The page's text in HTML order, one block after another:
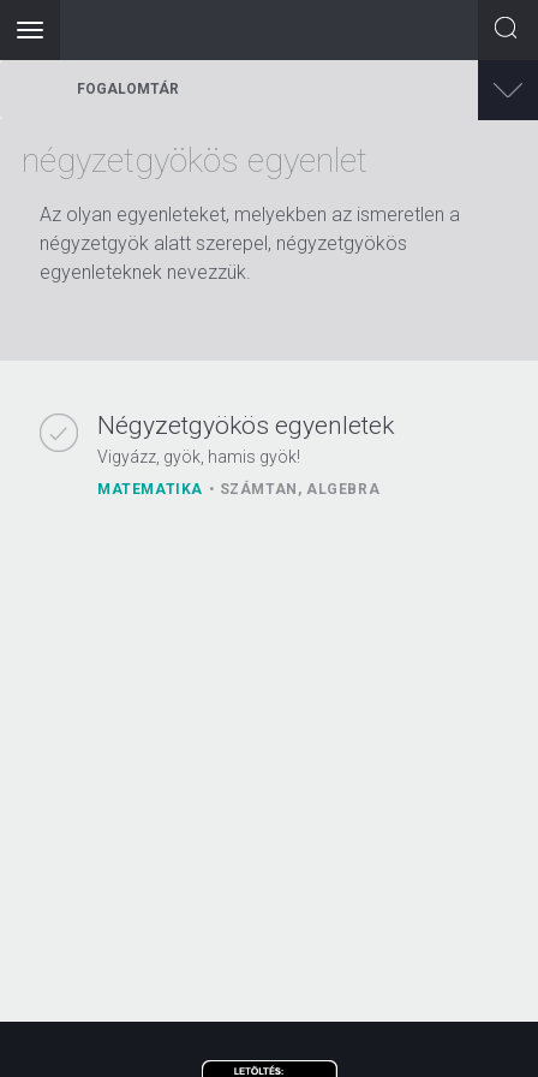
Toggle
navigation
FOGALOMTÁR
négyzetgyökös egyenlet
Az olyan egyenleteket, melyekben az ismeretlen a
négyzetgyök alatt szerepel, négyzetgyökös
egyenleteknek nevezzük.
Négyzetgyökös egyenletek
Vigyázz, gyök, hamis gyök!
MATEMATIKA SZÁMTAN, ALGEBRA